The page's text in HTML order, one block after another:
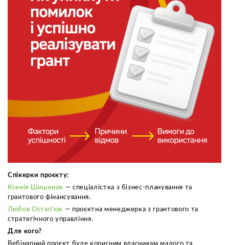
Спікерки проєкту:
Ксенія Шишенок — спеціалістка з бізнес-планування та
грантового фінансування.
Любов Остап’юк — проєктна менеджерка з грантового та
стратегічного управління.
Для кого?
Вебінарний проєкт буде корисним власникам малого та